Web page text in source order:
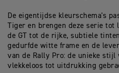
De eigentijdse kleurschema's
Tiger en brengen deze serie
de GT tot de rijke, subtiele
gedurfde witte frame en de
van de Rally Pro: de unieke
vlekkeloos tot uitdrukking